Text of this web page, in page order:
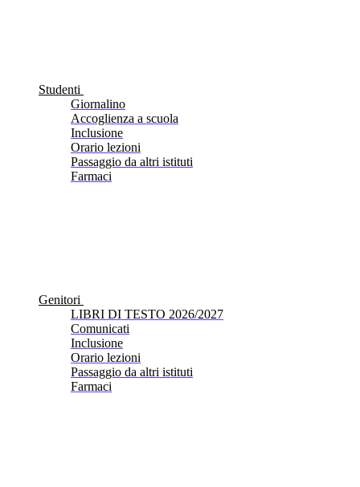
Studenti
Giornalino
Accoglienza a scuola
Inclusione
Orario lezioni
Passaggio da altri istituti
Farmaci
Genitori
LIBRI DI TESTO 2026/2027
Comunicati
Inclusione
Orario lezioni
Passaggio da altri istituti
Farmaci